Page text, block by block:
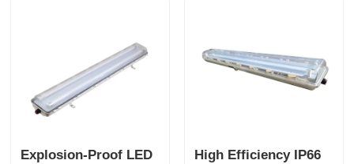
Explosion-Proof LED
High Efficiency IP66